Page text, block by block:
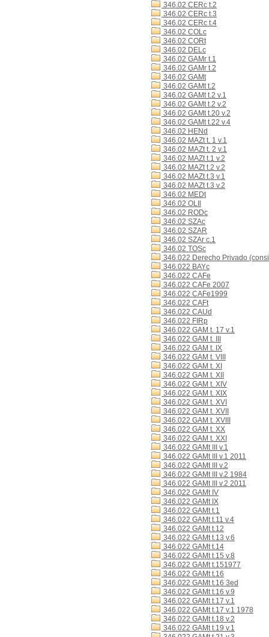
346.02 CERc t.2
346.02 CERc t.3
346.02 CERc t.4
346.02 COLc
346.02 CORt
346.02 DELc
346.02 GAMr t.1
346.02 GAMr t.2
346.02 GAMt
346.02 GAMt t.2
346.02 GAMt t.2 v.1
346.02 GAMt t.2 v.2
346.02 GAMt t.20 v.2
346.02 GAMt t.22 v.4
346.02 HENd
346.02 MAZt t. 1 v.1
346.02 MAZt t. 2 v.1
346.02 MAZt t.1 v.2
346.02 MAZt t.2 v.2
346.02 MAZt t.3 v.1
346.02 MAZt t.3 v.2
346.02 MEDt
346.02 OLIl
346.02 RODc
346.02 SZAc
346.02 SZAR
346.02 SZAr c.1
346.02 TOSc
346.022 Derecho Privado
346.022 BAYc
346.022 CAFe
346.022 CAFe 2007
346.022 CAFe1999
346.022 CAFt
346.022 CAUd
346.022 FIRp
346.022 GAM t. 17 v.1
346.022 GAM t. III
346.022 GAM t. IX
346.022 GAM t. VIII
346.022 GAM t. XI
346.022 GAM t. XII
346.022 GAM t. XIV
346.022 GAM t. XIX
346.022 GAM t. XVI
346.022 GAM t. XVII
346.022 GAM t. XVIII
346.022 GAM t. XX
346.022 GAM t. XXI
346.022 GAMt III v.1
346.022 GAMt III v.1 2011
346.022 GAMt III v.2
346.022 GAMt III v.2 1984
346.022 GAMt III v.2 2011
346.022 GAMt IV
346.022 GAMt IX
346.022 GAMt t.1
346.022 GAMt t.11 v.4
346.022 GAMt t.12
346.022 GAMt t.13 v.6
346.022 GAMt t.14
346.022 GAMt t.15 v.8
346.022 GAMt t.151977
346.022 GAMt t.16
346.022 GAMt t.16 3ed
346.022 GAMt t.16 v.9
346.022 GAMt t.17 v.1
346.022 GAMt t.17 v.1 1978
346.022 GAMt t.18 v.2
346.022 GAMt t.19 v.1